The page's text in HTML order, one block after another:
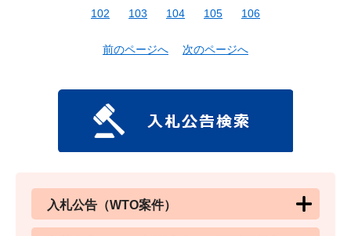
102
103 104 105 106
前のページへ 次のページへ
入札公告（WTO案件）